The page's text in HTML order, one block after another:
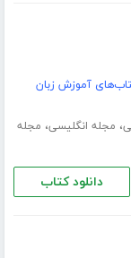
آموزش زبان
، مجله انگلیسی، مجله
دانلود کتاب